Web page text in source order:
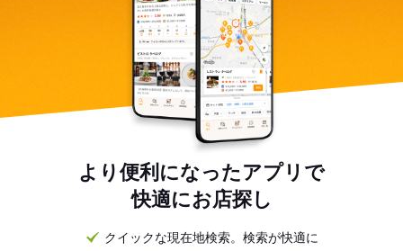
より便利になったアプリで
快適にお店探し
クイックな現在地検索。検索が快適に